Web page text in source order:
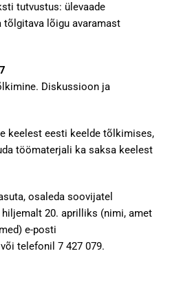
tutvustus: ülevaade
lõigu avaramast
Diskussioon ja
keelest eesti keelde tõlkimises,
töömaterjali ka saksa keelest
osaleda soovijatel
20. aprilliks (nimi, amet
e-posti
või telefonil 7 427 079.